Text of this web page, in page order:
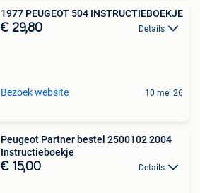
1977 PEUGEOT 504 INSTRUCTIEBOEKJE
€ 29,80 Details
Bezoek website 10 mei 26
Peugeot Partner bestel 2500102 2004
Instructieboekje
€ 15,00 Details